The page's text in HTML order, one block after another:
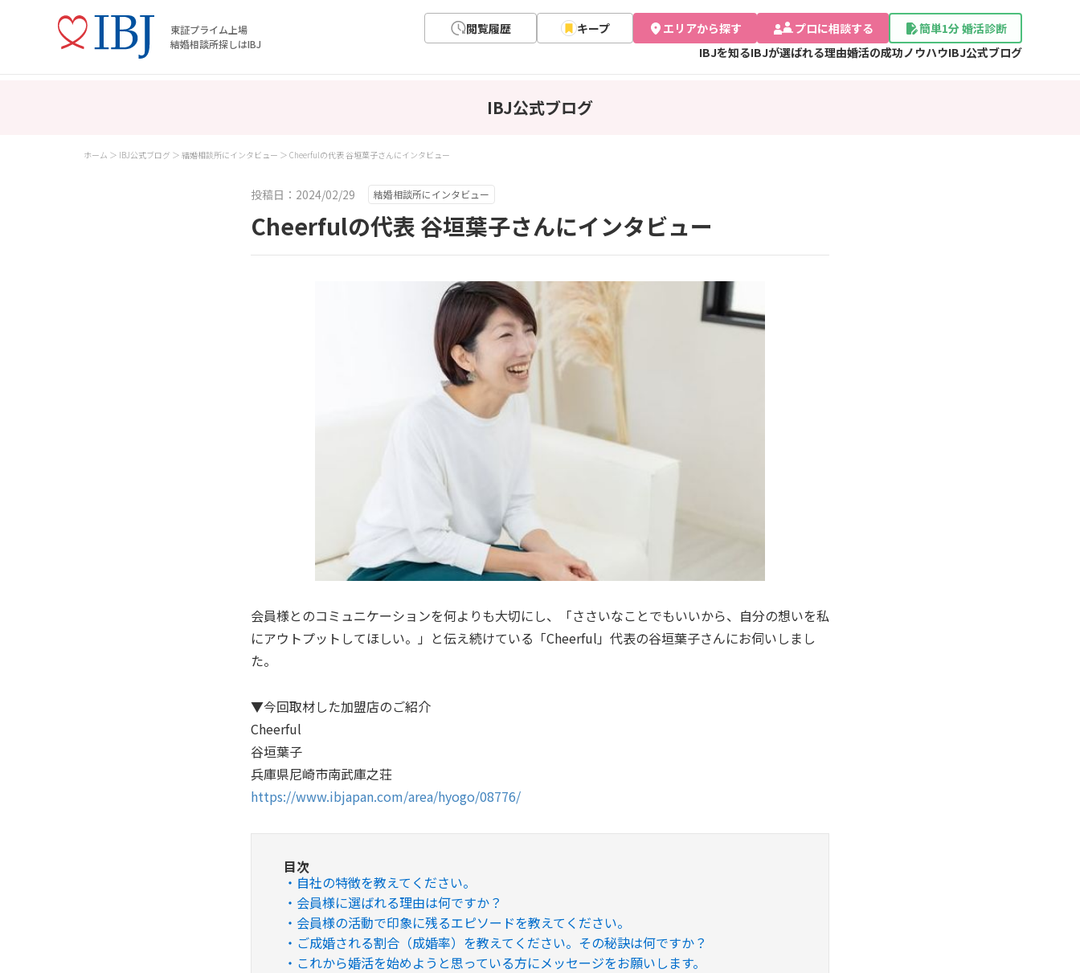
東証プライム上場
結婚相談所探しはIBJ
閲覧履歴 キープ エリアから探す プロに相談する
簡単1分 婚活診断
IBJを知るIBJが選ばれる理由婚活の成功ノウハウIBJ公式ブログ
IBJ公式ブログ
ホーム IBJ公式ブログ 結婚相談所にインタビュー Cheerfulの代表 谷垣葉子さんにインタビュー
投稿日：2024/02/29 結婚相談所にインタビュー
Cheerfulの代表 谷垣葉子さんにインタビュー
会員様とのコミュニケーションを何よりも大切にし、「ささいなことでもいいから、自分の想いを私
にアウトプットしてほしい。」と伝え続けている「Cheerful」代表の谷垣葉子さんにお伺いしまし
た。
▼今回取材した加盟店のご紹介
Cheerful
谷垣葉子
兵庫県尼崎市南武庫之荘
https://www.ibjapan.com/area/hyogo/08776/
目次
自社の特徴を教えてください。
会員様に選ばれる理由は何ですか？
会員様の活動で印象に残るエピソードを教えてください。
ご成婚される割合（成婚率）を教えてください。その秘訣は何ですか？​
これから婚活を始めようと思っている方にメッセージをお願いします。